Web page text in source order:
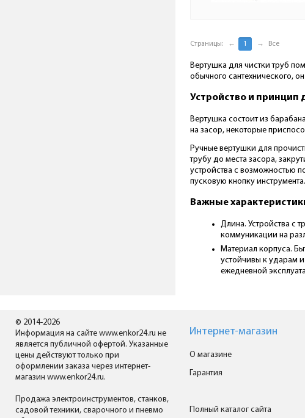
Страницы: ← 1 → Все
Вертушка для чистки труб
обычного сантехнического,
Устройство и принцип
Вертушка состоит из
на засор, некоторые
Ручные вертушки для
трубу до места засора,
устройства с возможностью
пусковую кнопку
Важные
Длина. Устройства с
коммуникации на
Материал корпуса.
устойчивы к ударам
ежедневной
© 2014-2026
Информация на сайте www.enkor24.ru не
является публичной офертой. Указанные
цены действуют только при
оформлении заказа через интернет-
магазин www.enkor24.ru.
Продажа электроинструментов, станков,
садовой техники, сварочного и пневмо
Интернет-магазин
О магазине
Гарантия
Полный каталог сайта